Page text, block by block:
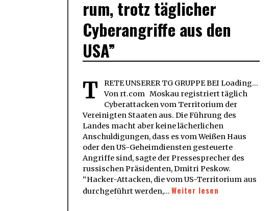
rum, trotz täglicher
Cyberangriffe aus den
USA”
T
RETE UNSERER TG GRUPPE BEI Loading...
Von rt.com Moskau registriert täglich
Cyberattacken vom Territorium der
Vereinigten Staaten aus. Die Führung des
Landes macht aber keine lächerlichen
Anschuldigungen, dass es vom Weißen Haus
oder den US-Geheimdiensten gesteuerte
Angriffe sind, sagte der Pressesprecher des
russischen Präsidenten, Dmitri Peskow.
“Hacker-Attacken, die vom US-Territorium aus
durchgeführt werden,… Weiter lesen